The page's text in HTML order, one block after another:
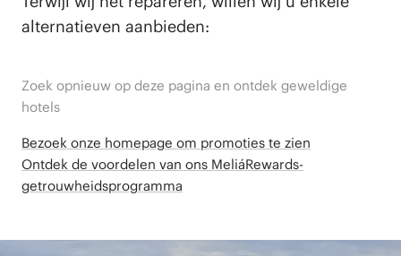
alternatieven aanbieden:
Zoek opnieuw op deze pagina en ontdek geweldige
hotels
Bezoek onze homepage om promoties te zien
Ontdek de voordelen van ons MeliáRewards-
getrouwheidsprogramma